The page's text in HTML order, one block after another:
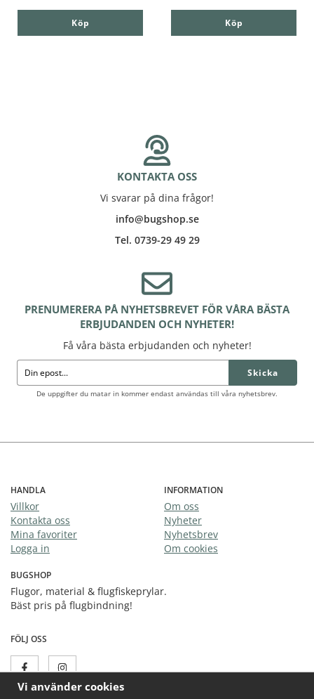
Köp Köp
KONTAKTA OSS
Vi svarar på dina frågor!
info@bugshop.se
Tel. 0739-29 49 29
PRENUMERERA PÅ NYHETSBREVET FÖR VÅRA BÄSTA
ERBJUDANDEN OCH NYHETER!
Få våra bästa erbjudanden och nyheter!
Skicka
De uppgifter du matar in kommer endast användas till våra nyhetsbrev.
HANDLA
Villkor
Kontakta oss
Mina favoriter
Logga in
INFORMATION
Om oss
Nyheter
Nyhetsbrev
Om cookies
BUGSHOP
Flugor, material & flugfiskeprylar.
Bäst pris på flugbindning!
FÖLJ OSS
Vi använder cookies